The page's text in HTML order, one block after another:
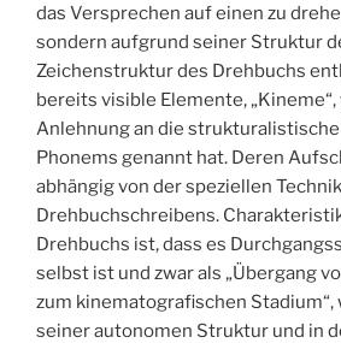
das Versprechen auf einen zu
sondern aufgrund seiner Struktur
Zeichenstruktur des Drehbuchs
bereits visible Elemente,
Anlehnung an die
Phonems genannt hat. Deren
abhängig von der speziellen
Drehbuchschreibens.
Drehbuchs ist, dass es
selbst ist und zwar als „Übergang
zum kinematografischen Stadium“,
seiner autonomen Struktur und in